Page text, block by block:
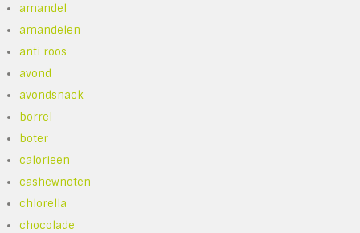
amandel
amandelen
anti roos
avond
avondsnack
borrel
boter
calorieen
cashewnoten
chlorella
chocolade